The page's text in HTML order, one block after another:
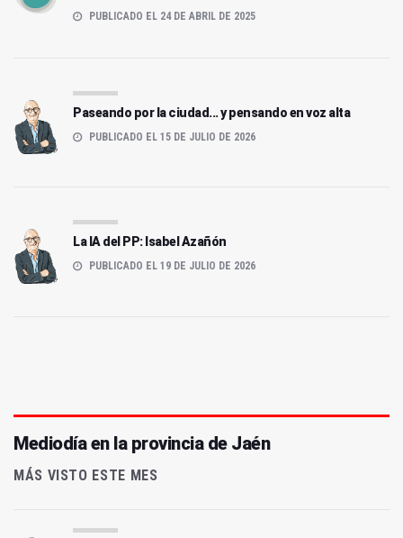
PUBLICADO EL 24 DE ABRIL DE 2025
Paseando por la ciudad... y pensando en voz alta
PUBLICADO EL 15 DE JULIO DE 2026
La IA del PP: Isabel Azañón
PUBLICADO EL 19 DE JULIO DE 2026
Mediodía en la provincia de Jaén
MÁS VISTO ESTE MES